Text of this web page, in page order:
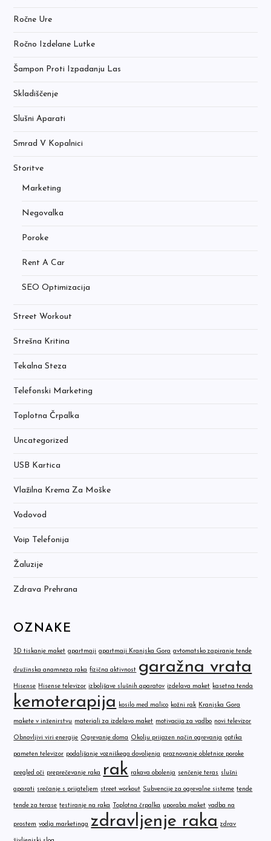
Ročne Ure
Ročno Izdelane Lutke
Šampon Proti Izpadanju Las
Skladiščenje
Slušni Aparati
Smrad V Kopalnici
Storitve
Marketing
Negovalka
Poroke
Rent A Car
SEO Optimizacija
Street Workout
Strešna Kritina
Tekalna Steza
Telefonski Marketing
Toplotna Črpalka
Uncategorized
USB Kartica
Vlažilna Krema Za Moške
Vodovod
Voip Telefonija
Žaluzije
Zdrava Prehrana
OZNAKE
3D tiskanje maket apartmaji apartmaji Kranjska Gora avtomatsko zapiranje tende
družinska anamneza raka fizična aktivnost garažna vrata
Hisense Hisense televizor izboljšave slušnih aparatov izdelava maket kasetna tenda
kemoterapija kosilo med malico kožni rak Kranjska Gora
makete v inženirstvu materiali za izdelavo maket motivacija za vadbo novi televizor
Obnovljivi viri energije Ogrevanje doma Okolju prijazen način ogrevanja optika
pameten televizor podaljšanje vozniškega dovoljenja praznovanje obletnice poroke
pregled oči preprečevanje raka rak rakava obolenja senčenje teras slušni
aparati srečanje s prijateljem street workout Subvencije za ogrevalne sisteme tende
tende za terase testiranje na raka Toplotna črpalka uporaba maket vadba na
prostem vodja marketinga zdravljenje raka zdrav